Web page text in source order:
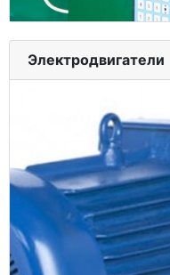
Электродвигатели